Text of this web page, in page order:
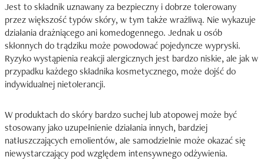
Jest to składnik uznawany za bezpieczny i dobrze tolerowany
przez większość typów skóry, w tym także wrażliwą. Nie wykazuje
działania drażniącego ani komedogennego. Jednak u osób
skłonnych do trądziku może powodować pojedyncze wypryski.
Ryzyko wystąpienia reakcji alergicznych jest bardzo niskie, ale jak w
przypadku każdego składnika kosmetycznego, może dojść do
indywidualnej nietolerancji.
W produktach do skóry bardzo suchej lub atopowej może być
stosowany jako uzupełnienie działania innych, bardziej
natłuszczających emolientów, ale samodzielnie może okazać się
niewystarczający pod względem intensywnego odżywienia.